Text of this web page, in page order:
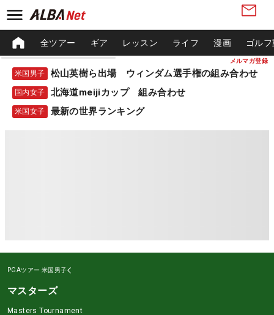
メルマガ登録
全ツアー ギア レッスン ライフ 漫画 ゴル
米国男子 松山英樹ら出場 ウィンダム選手権の組み合わせ
国内女子 北海道meijiカップ 組み合わせ
米国女子 最新の世界ランキング
PGAツアー 米国男子
マスターズ
Masters Tournament